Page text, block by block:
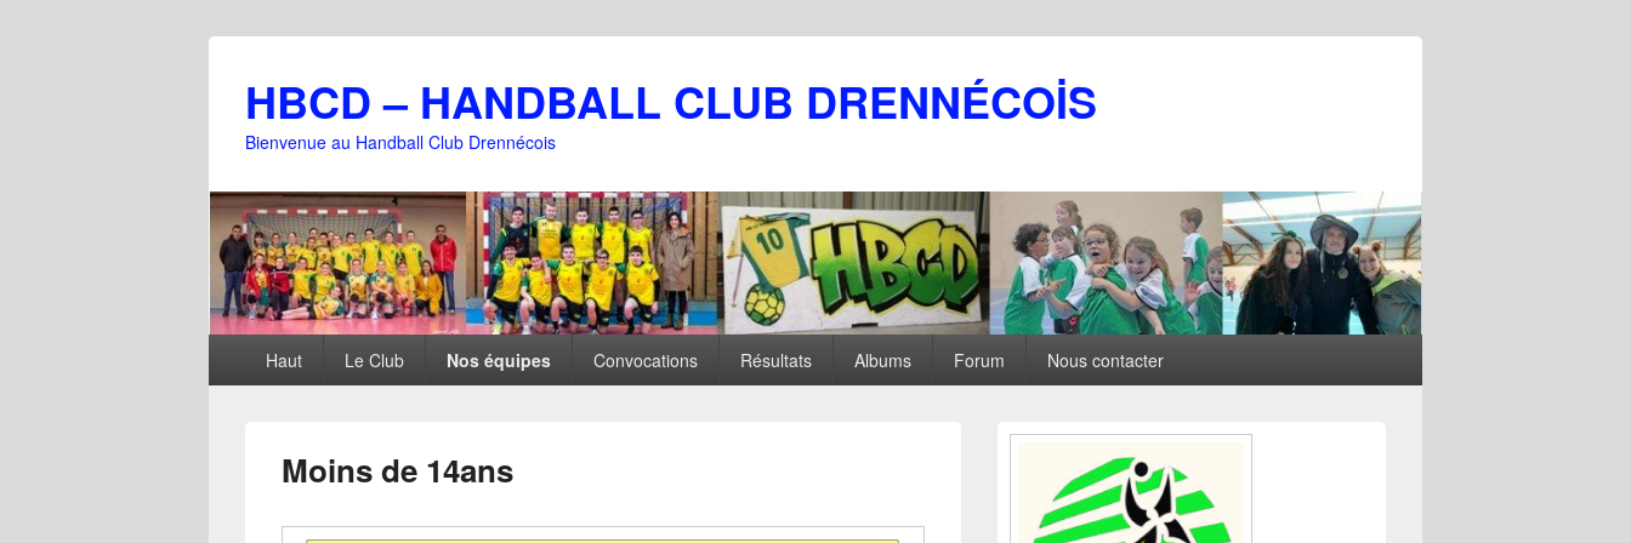
HBCD – HANDBALL CLUB DRENNÉCOİS
Bienvenue au Handball Club Drennécois
principalHaut Le Club Nos équipes Convocations Résultats Albums Forum Nous contacter
Moins de 14ans
Zone